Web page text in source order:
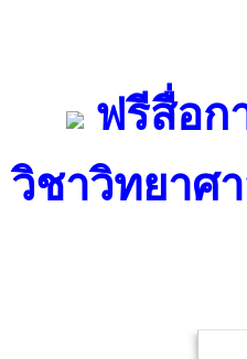
ฟรีสื่อก
วิชาวิทยาศ